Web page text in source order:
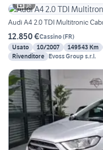
16
Audi A4 2.0 TDI Multitronic
12.850 €Cassino(FR)
Usato
10/2007 149543 Km
Rivenditore Evoss Group s.r.l.